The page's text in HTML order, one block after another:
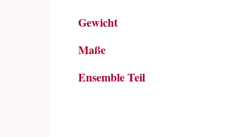
Gewicht
Maße
Ensemble Teil